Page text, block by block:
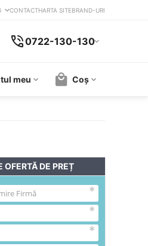
CONTACTHARTA SITEBRAND-URI
0722-130-130
Coș
meu
OFERTĂ DE PREȚ